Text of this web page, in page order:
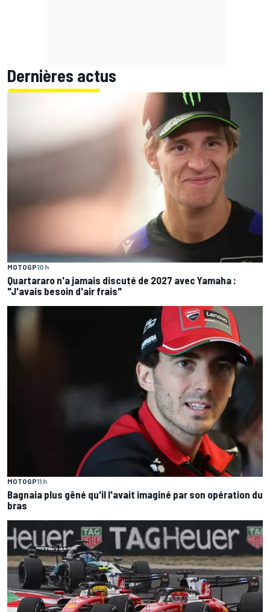
Dernières actus
MOTOGP10 h
Quartararo n'a jamais discuté de 2027 avec Yamaha :
"J'avais besoin d'air frais"
MOTOGP11 h
Bagnaia plus gêné qu'il l'avait imaginé par son opération du
bras